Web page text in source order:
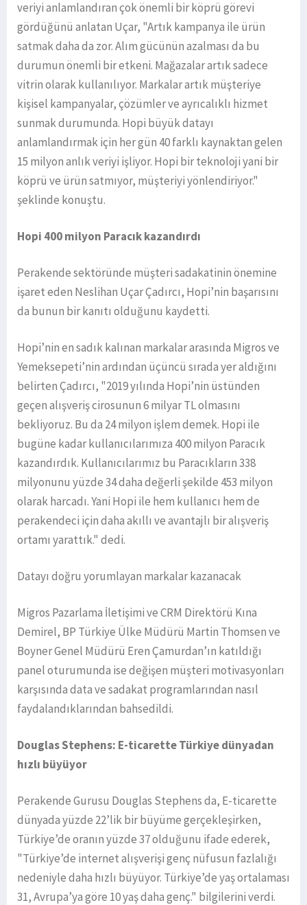
veriyi anlamlandıran çok önemli bir köprü görevi
gördüğünü anlatan Uçar, "Artık kampanya ile ürün
satmak daha da zor. Alım gücünün azalması da bu
durumun önemli bir etkeni. Mağazalar artık sadece
vitrin olarak kullanılıyor. Markalar artık müşteriye
kişisel kampanyalar, çözümler ve ayrıcalıklı hizmet
sunmak durumunda. Hopi büyük datayı
anlamlandırmak için her gün 40 farklı kaynaktan gelen
15 milyon anlık veriyi işliyor. Hopi bir teknoloji yani bir
köprü ve ürün satmıyor, müşteriyi yönlendiriyor."
şeklinde konuştu.
Hopi 400 milyon Paracık kazandırdı
Perakende sektöründe müşteri sadakatinin önemine
işaret eden Neslihan Uçar Çadırcı, Hopi’nin başarısını
da bunun bir kanıtı olduğunu kaydetti.
Hopi’nin en sadık kalınan markalar arasında Migros ve
Yemeksepeti’nin ardından üçüncü sırada yer aldığını
belirten Çadırcı, "2019 yılında Hopi’nin üstünden
geçen alışveriş cirosunun 6 milyar TL olmasını
bekliyoruz. Bu da 24 milyon işlem demek. Hopi ile
bugüne kadar kullanıcılarımıza 400 milyon Paracık
kazandırdık. Kullanıcılarımız bu Paracıkların 338
milyonunu yüzde 34 daha değerli şekilde 453 milyon
olarak harcadı. Yani Hopi ile hem kullanıcı hem de
perakendeci için daha akıllı ve avantajlı bir alışveriş
ortamı yarattık." dedi.
Datayı doğru yorumlayan markalar kazanacak
Migros Pazarlama İletişimi ve CRM Direktörü Kına
Demirel, BP Türkiye Ülke Müdürü Martin Thomsen ve
Boyner Genel Müdürü Eren Çamurdan’ın katıldığı
panel oturumunda ise değişen müşteri motivasyonları
karşısında data ve sadakat programlarından nasıl
faydalandıklarından bahsedildi.
Douglas Stephens: E-ticarette Türkiye dünyadan
hızlı büyüyor
Perakende Gurusu Douglas Stephens da, E-ticarette
dünyada yüzde 22’lik bir büyüme gerçekleşirken,
Türkiye’de oranın yüzde 37 olduğunu ifade ederek,
"Türkiye’de internet alışverişi genç nüfusun fazlalığı
nedeniyle daha hızlı büyüyor. Türkiye’de yaş ortalaması
31, Avrupa’ya göre 10 yaş daha genç." bilgilerini verdi.